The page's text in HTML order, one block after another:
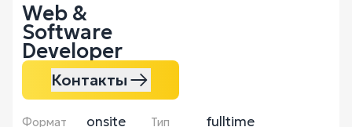
Web &
Software
Developer
Контакты
Формат
onsite
Тип
fulltime